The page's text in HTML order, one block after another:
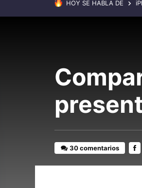
HOY SE HABLA DE
30 comentarios